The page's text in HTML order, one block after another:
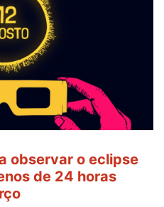
observar o eclipse
de 24 horas